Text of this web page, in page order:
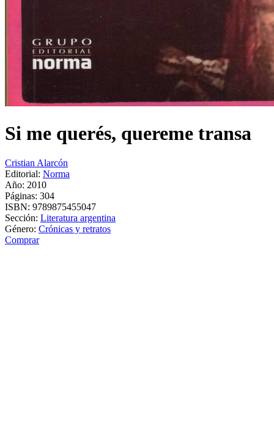
Si me querés, quereme transa
Cristian Alarcón
Editorial: Norma
Año: 2010
Páginas: 304
ISBN: 9789875455047
Sección: Literatura argentina
Género: Crónicas y retratos
Comprar